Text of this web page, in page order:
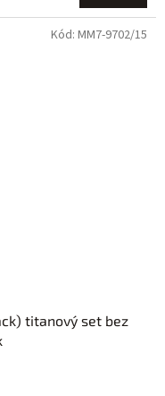
titanový set bez
Kód: MM7-9702/15